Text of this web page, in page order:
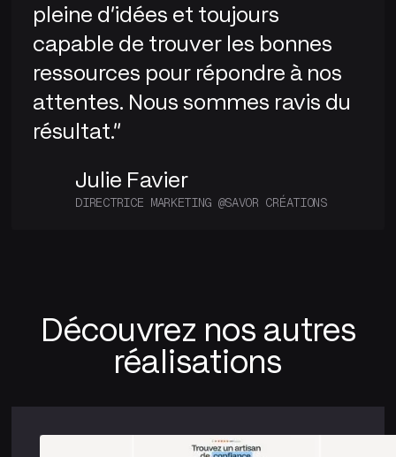
pleine d'idées et toujours
capable de trouver les bonnes
ressources pour répondre à nos
attentes. Nous sommes ravis du
résultat."
Julie Favier
DIRECTRICE MARKETING @SAVOR CRÉATIONS
Découvrez nos autres
réalisations